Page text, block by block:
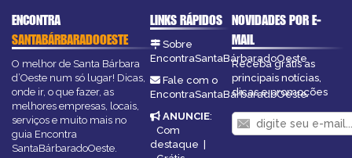
ENCONTRA
SANTABÁRBARADOOESTE
O melhor de Santa Bárbara
d’Oeste num só lugar! Dicas,
onde ir, o que fazer, as
melhores empresas, locais,
serviços e muito mais no
guia Encontra
SantaBárbaradoOeste.
LINKS RÁPIDOS
Sobre
EncontraSantaBárbaradoOeste
Fale com o
EncontraSantaBárbaradoOeste
ANUNCIE:
Com
destaque |
NOVIDADES POR E-
MAIL
Receba grátis as
principais notícias,
dicas e promoções